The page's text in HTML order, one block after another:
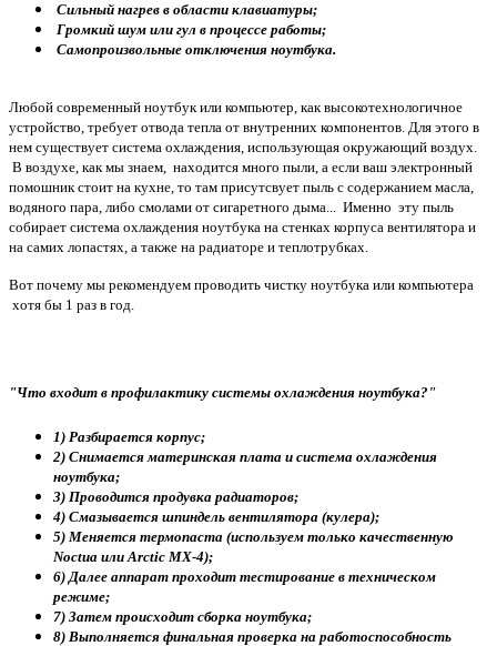
Сильный нагрев в области клавиатуры;
Громкий шум или гул в процессе работы;
Самопроизвольные отключения ноутбука.
Любой современный ноутбук или компьютер, как высокотехнологичное
устройство, требует отвода тепла от внутренних компонентов. Для этого в
нем существует система охлаждения, использующая окружающий воздух.
В воздухе, как мы знаем, находится много пыли, а если ваш электронный
помошник стоит на кухне, то там присутсвует пыль с содержанием масла,
водяного пара, либо смолами от сигаретного дыма... Именно эту пыль
собирает система охлаждения ноутбука на стенках корпуса вентилятора и
на самих лопастях, а также на радиаторе и теплотрубках.
Вот почему мы рекомендуем проводить чистку ноутбука или компьютера
хотя бы 1 раз в год.
"Что входит в профилактику системы охлаждения ноутбука?"
1) Разбирается корпус;
2) Снимается материнская плата и система охлаждения
ноутбука;
3) Проводится продувка радиаторов;
4) Смазывается шпиндель вентилятора (кулера);
5) Меняется термопаста (используем только качественную
Noctua или Arctic MX-4);
6) Далее аппарат проходит тестирование в техническом
режиме;
7) Затем происходит сборка ноутбука;
8) Выполняется финальная проверка на работоспособность